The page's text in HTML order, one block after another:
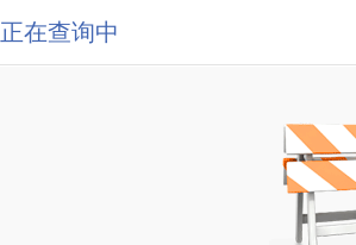
正在查询中